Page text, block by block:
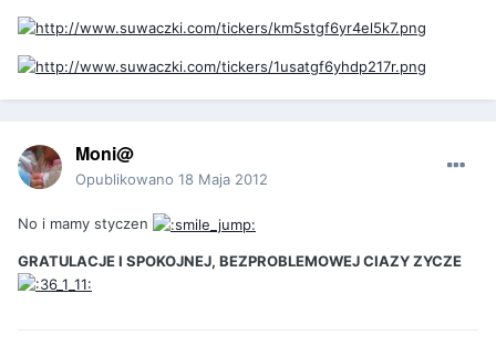
Moni@
Opublikowano 18 Maja 2012
No i mamy styczen
GRATULACJE I SPOKOJNEJ, BEZPROBLEMOWEJ CIAZY ZYCZE